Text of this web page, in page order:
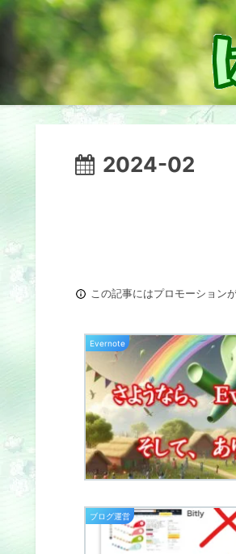
2024-02
この記事にはプロモーション
Evernote
ブログ運営